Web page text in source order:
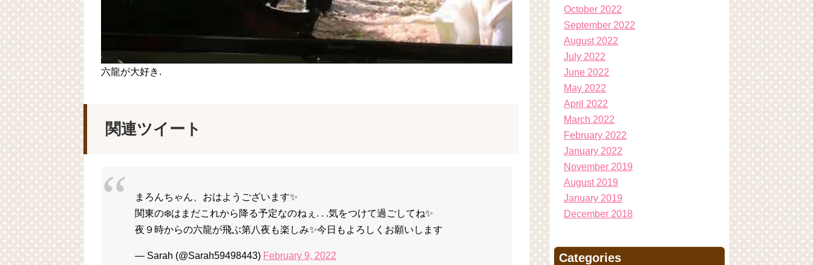
六龍が大好き.
関連ツイート
まろんちゃん、おはようございます✨
関東の❄️はまだこれから降る予定なのねぇ. . .気をつけて過ごしてね✨
夜９時からの六龍が飛ぶ第八夜も楽しみ✨今日もよろしくお願いします
— Sarah (@Sarah59498443) February 9, 2022
October 2022
September 2022
August 2022
July 2022
June 2022
May 2022
April 2022
March 2022
February 2022
January 2022
November 2019
August 2019
January 2019
December 2018
Categories